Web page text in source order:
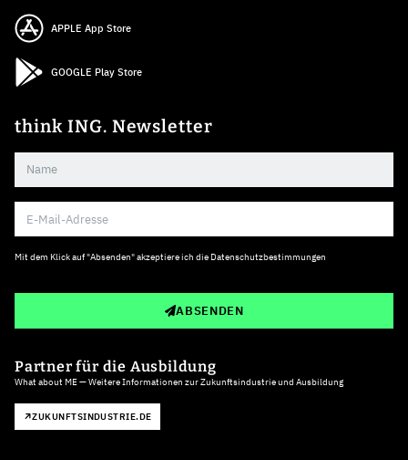
APPLE App Store
GOOGLE Play Store
think ING. Newsletter
Mit dem Klick auf "Absenden" akzeptiere ich die Datenschutzbestimmungen
ABSENDEN
Partner für die Ausbildung
What about ME — Weitere Informationen zur Zukunftsindustrie und Ausbildung
ZUKUNFTSINDUSTRIE.DE